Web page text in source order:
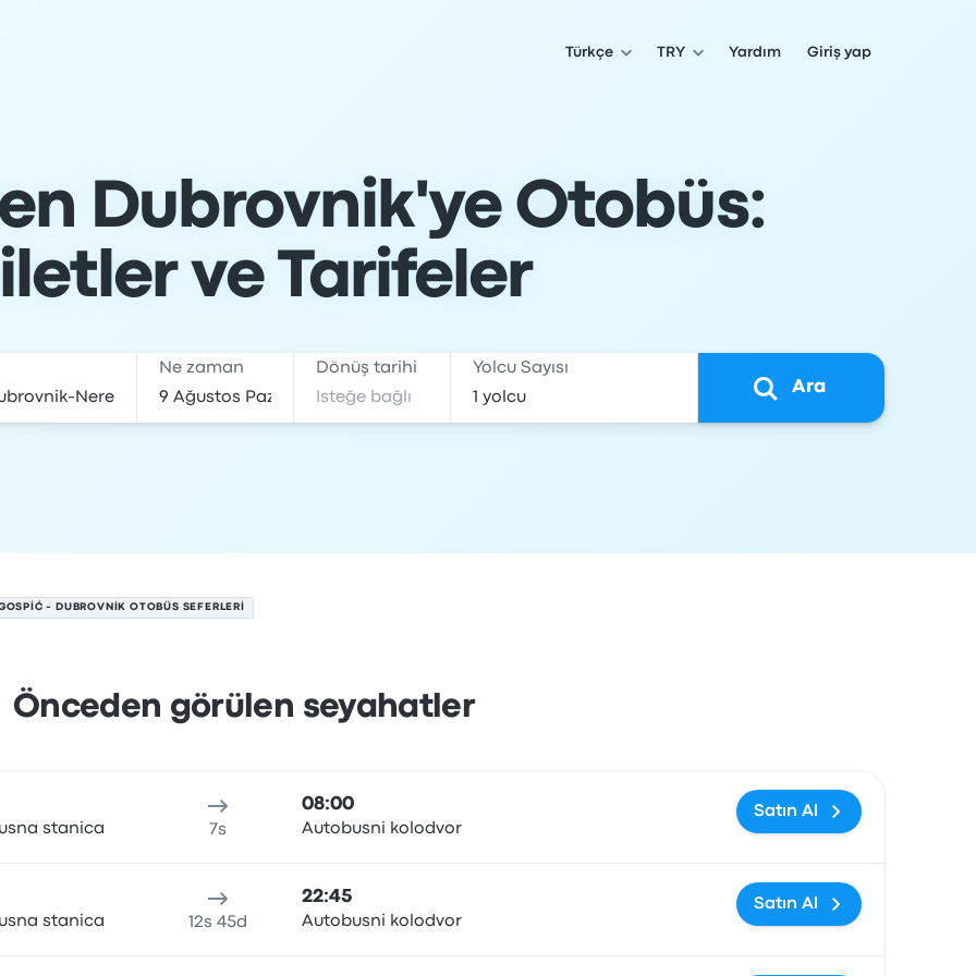
Türkçe TRY Yardım Giriş yap
Dubrovnik'ye Otobüs:
ve Tarifeler
Ne zaman Dönüş tarihi Yolcu Sayısı
Ara
- DUBROVNIK OTOBÜS SEFERLERI
Önceden görülen seyahatler
stanica 7s
08:00
Autobusni kolodvor
Satın Al
stanica 12s 45d
22:45
Autobusni kolodvor
Satın Al